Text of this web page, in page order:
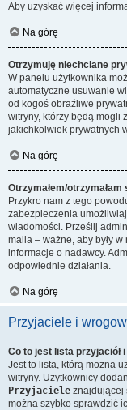
Aby uzyskać więcej
Na górę
Otrzymuję niechciane
W panelu użytkownika
automatyczne usuwanie
od kogoś obraźliwe
witryny, którzy będą mogli
jakichkolwiek prywatnych
Na górę
Otrzymałem/
Przykro nam z tego
zabezpieczenia
wiadomości. Prześlij
maila – ważne, aby były
informacje o nadawcy.
odpowiednie działania.
Na górę
Przyjaciele i
Co to jest lista przyjaciół
Jest to lista, którą można
witryny. Użytkownicy
Przyjaciele znajdującej
można szybko sprawdzić